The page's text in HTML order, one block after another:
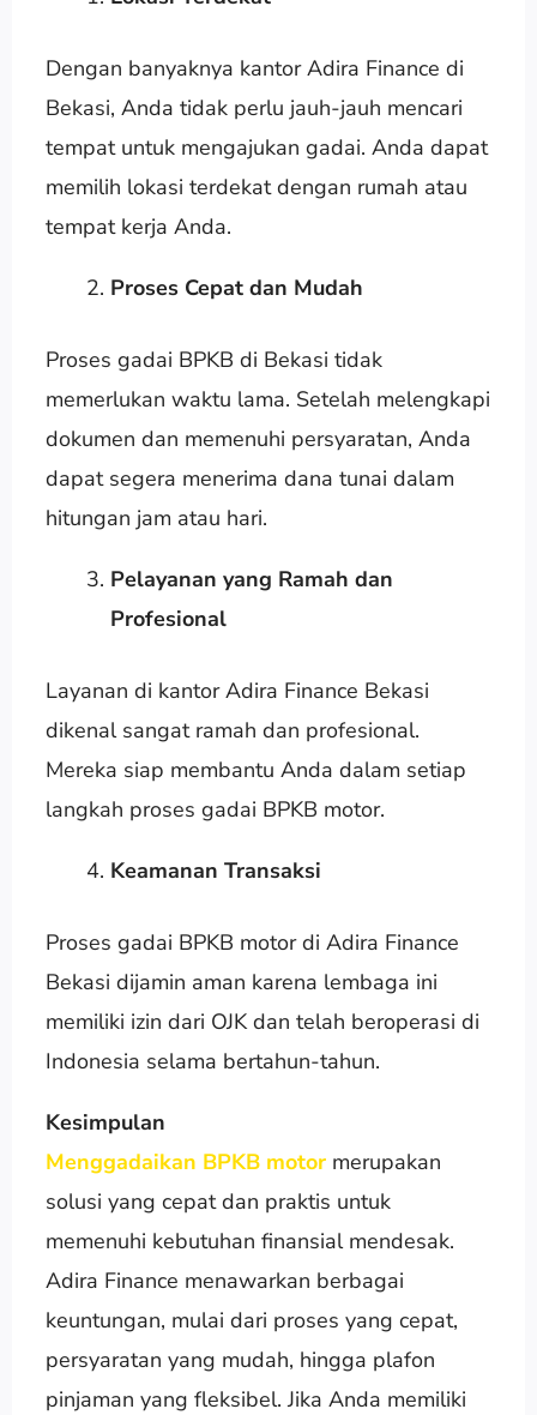
Dengan banyaknya kantor Adira Finance di
Bekasi, Anda tidak perlu jauh-jauh mencari
tempat untuk mengajukan gadai. Anda dapat
memilih lokasi terdekat dengan rumah atau
tempat kerja Anda.
Proses Cepat dan Mudah
Proses gadai BPKB di Bekasi tidak
memerlukan waktu lama. Setelah melengkapi
dokumen dan memenuhi persyaratan, Anda
dapat segera menerima dana tunai dalam
hitungan jam atau hari.
Pelayanan yang Ramah dan
Profesional
Layanan di kantor Adira Finance Bekasi
dikenal sangat ramah dan profesional.
Mereka siap membantu Anda dalam setiap
langkah proses gadai BPKB motor.
Keamanan Transaksi
Proses gadai BPKB motor di Adira Finance
Bekasi dijamin aman karena lembaga ini
memiliki izin dari OJK dan telah beroperasi di
Indonesia selama bertahun-tahun.
Kesimpulan
Menggadaikan BPKB motormerupakan
solusi yang cepat dan praktis untuk
memenuhi kebutuhan finansial mendesak.
Adira Finance menawarkan berbagai
keuntungan, mulai dari proses yang cepat,
persyaratan yang mudah, hingga plafon
pinjaman yang fleksibel. Jika Anda memiliki